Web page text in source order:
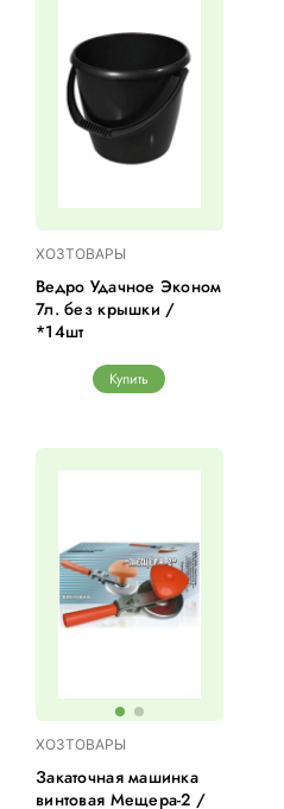
ХОЗТОВАРЫ
Ведро Удачное Эконом
7л. без крышки /
*14шт
Купить
ХОЗТОВАРЫ
Закаточная машинка
винтовая Мещера-2 /